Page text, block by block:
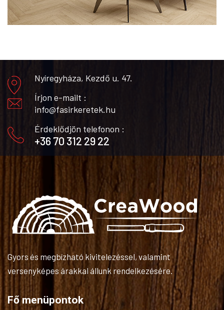
Nyíregyháza, Kezdő u. 47.
Írjon e-mailt :
info@fasirkeretek.hu
Érdeklődjön telefonon :
+36 70 312 29 22
Gyors és megbízható kivitelezéssel, valamint
versenyképes árakkal állunk rendelkezésére.
Fő menüpontok